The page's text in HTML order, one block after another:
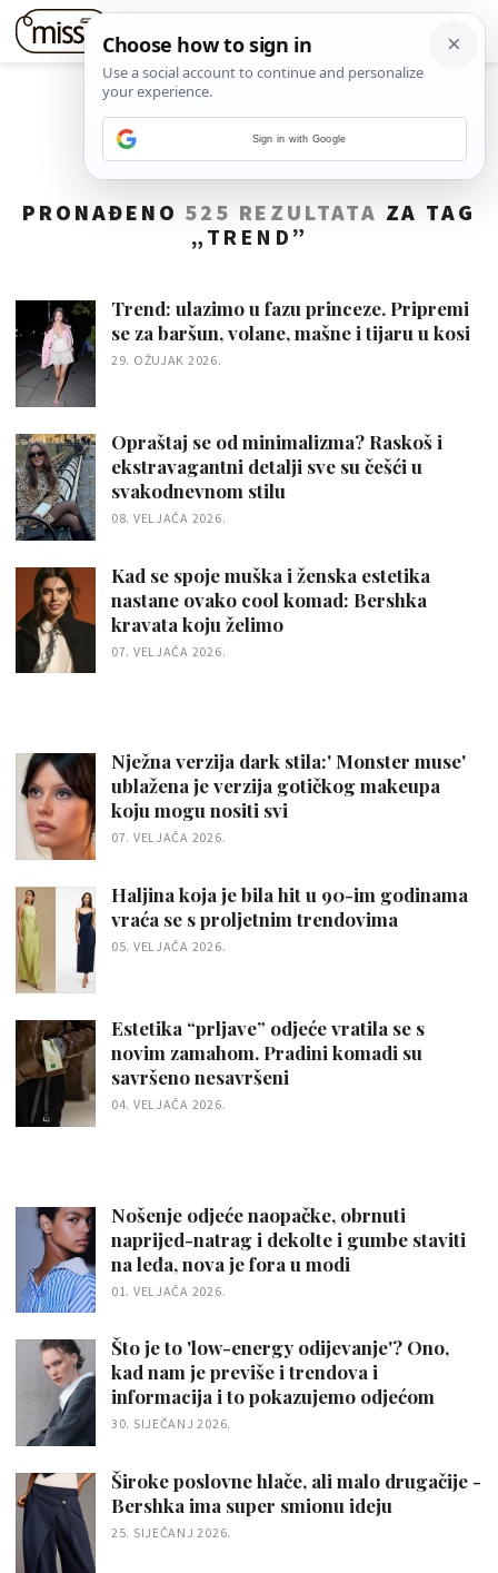
PRONAĐENO 525 REZULTATA ZA TAG
„ TREND ”
Trend: ulazimo u fazu princeze. Pripremi
se za baršun, volane, mašne i tijaru u kosi
29. OŽUJAK 2026.
Opraštaj se od minimalizma? Raskoš i
ekstravagantni detalji sve su češći u
svakodnevnom stilu
08. VELJAČA 2026.
Kad se spoje muška i ženska estetika
nastane ovako cool komad: Bershka
kravata koju želimo
07. VELJAČA 2026.
Nježna verzija dark stila:' Monster muse'
ublažena je verzija gotičkog makeupa
koju mogu nositi svi
07. VELJAČA 2026.
Haljina koja je bila hit u 90-im godinama
vraća se s proljetnim trendovima
05. VELJAČA 2026.
Estetika “prljave” odjeće vratila se s
novim zamahom. Pradini komadi su
savršeno nesavršeni
04. VELJAČA 2026.
Nošenje odjeće naopačke, obrnuti
naprijed-natrag i dekolte i gumbe staviti
na leđa, nova je fora u modi
01. VELJAČA 2026.
Što je to 'low-energy odijevanje'? Ono,
kad nam je previše i trendova i
informacija i to pokazujemo odjećom
30. SIJEČANJ 2026.
Široke poslovne hlače, ali malo drugačije -
Bershka ima super smionu ideju
25. SIJEČANJ 2026.
Sign in with Google